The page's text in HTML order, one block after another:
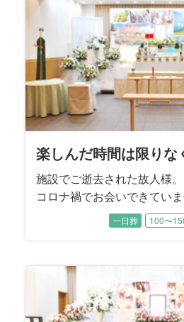
楽しんだ時間は限りな
施設でご逝去された故人様。
コロナ禍でお会いできてい
家族とのお時間を一番に大
方でした。 この度はご家族
一日葬 100〜